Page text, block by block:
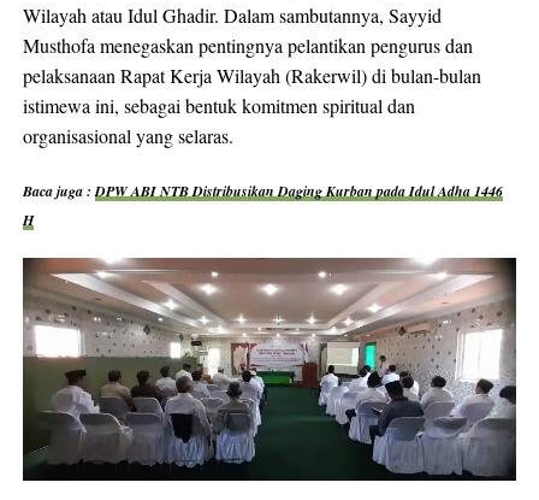
Wilayah atau Idul Ghadir. Dalam sambutannya, Sayyid
Musthofa menegaskan pentingnya pelantikan pengurus dan
pelaksanaan Rapat Kerja Wilayah (Rakerwil) di bulan-bulan
istimewa ini, sebagai bentuk komitmen spiritual dan
organisasional yang selaras.
Baca juga :DPW ABI NTB Distribusikan Daging Kurban pada Idul Adha 1446
H